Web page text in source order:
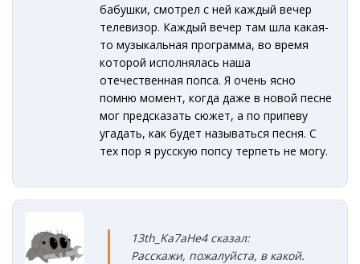
бабушки, смотрел с ней каждый вечер
телевизор. Каждый вечер там шла какая-
то музыкальная программа, во время
которой исполнялась наша
отечественная попса. Я очень ясно
помню момент, когда даже в новой песне
мог предсказать сюжет, а по припеву
угадать, как будет называться песня. С
тех пор я русскую попсу терпеть не могу.
13th_Ka7aHe4 сказал:
Расскажи, пожалуйста, в какой.